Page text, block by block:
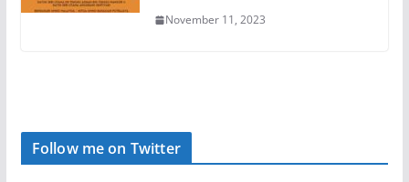
November 11, 2023
Follow me on Twitter